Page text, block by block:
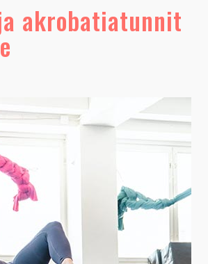
akrobatiatunnit